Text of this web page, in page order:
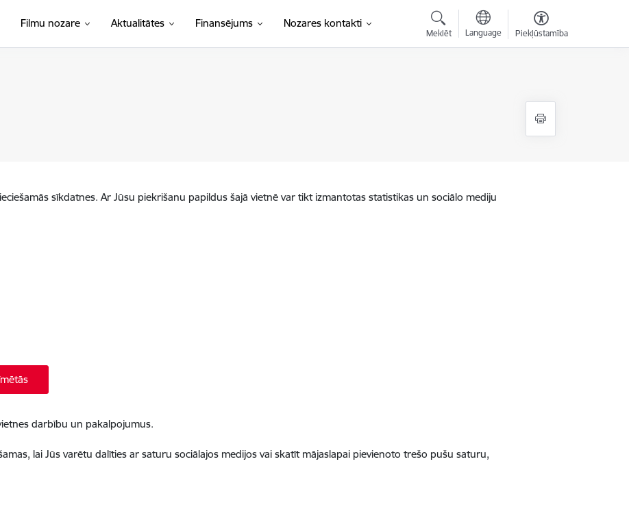
Filmu nozare Aktualitātes Finansējums Nozares kontakti
Meklēt Language Piekļūstamība
sīkdatnes. Ar Jūsu piekrišanu papildus šajā vietnē var tikt izmantotas statistikas un sociālo mediju
darbību un pakalpojumus.
lai Jūs varētu dalīties ar saturu sociālajos medijos vai skatīt mājaslapai pievienoto trešo pušu saturu,